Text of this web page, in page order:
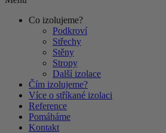
Co izolujeme?
Podkroví
Střechy
Stěny
Stropy
Další izolace
Čím izolujeme?
Více o stříkané izolaci
Reference
Pomáháme
Kontakt